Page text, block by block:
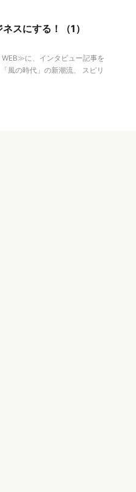
スにする！（1）
に、インタビュー記事を
風の時代」の新潮流、 スピリ